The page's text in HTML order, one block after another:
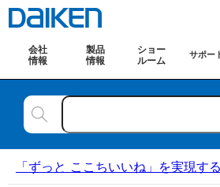
会社
情報
製品
情報
ショー
ルーム
サポー
「ずっと ここちいいね」を実現